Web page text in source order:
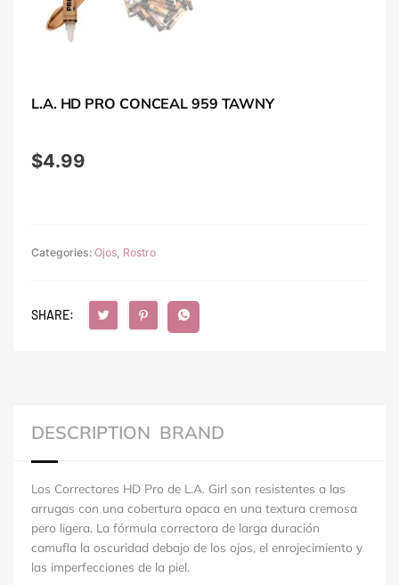
L.A. HD PRO CONCEAL 959 TAWNY
$4.99
Categories: Ojos, Rostro
SHARE:
DESCRIPTION BRAND
Los Correctores HD Pro de L.A. Girl son resistentes a las
arrugas con una cobertura opaca en una textura cremosa
pero ligera. La fórmula correctora de larga duración
camufla la oscuridad debajo de los ojos, el enrojecimiento y
las imperfecciones de la piel.